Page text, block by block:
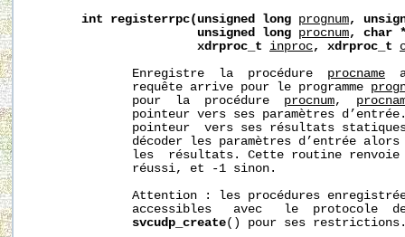
int
registerrpc(unsigned long prognum,
unsigned
long procnum, char
xdrproc_t
inproc, xdrproc_t
              Enregistre  la  procédure
procname
              requête arrive pour le programme
              pour  la  procédure
procnum,
pointeur vers ses paramètres
pointeur  vers ses résultats
décoder les paramètres d’entrée
les  résultats. Cette routine
              réussi, et -1 sinon.
Attention : les procédures
accessibles   avec   le  protocole
svcudp_create() pour ses